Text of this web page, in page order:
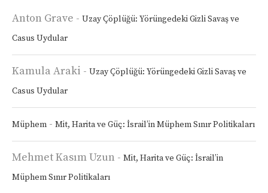
Anton Grave - Uzay Çöplüğü: Yörüngedeki Gizli Savaş ve
Casus Uydular
Kamula Araki - Uzay Çöplüğü: Yörüngedeki Gizli Savaş ve
Casus Uydular
Müphem - Mit, Harita ve Güç: İsrail’in Müphem Sınır Politikaları
Mehmet Kasım Uzun - Mit, Harita ve Güç: İsrail’in
Müphem Sınır Politikaları